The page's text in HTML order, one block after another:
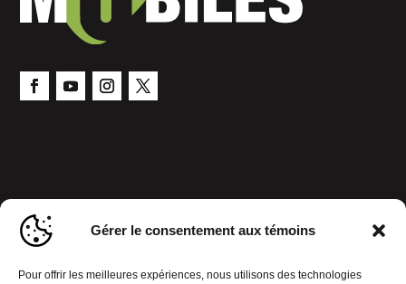
Gérer le consentement aux témoins
Pour offrir les meilleures expériences, nous utilisons des technologies